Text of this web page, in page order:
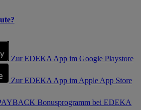
Zur EDEKA App im Google Playstore
Zur EDEKA App im Apple App Store
Bonusprogramm bei EDEKA